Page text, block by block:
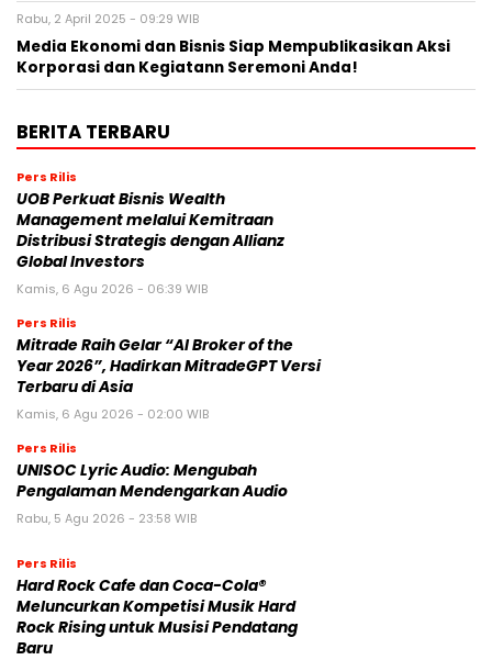
Rabu, 2 April 2025 - 09:29 WIB
Media Ekonomi dan Bisnis Siap Mempublikasikan Aksi
Korporasi dan Kegiatann Seremoni Anda!
BERITA TERBARU
Pers Rilis
UOB Perkuat Bisnis Wealth
Management melalui Kemitraan
Distribusi Strategis dengan Allianz
Global Investors
Kamis, 6 Agu 2026 - 06:39 WIB
Pers Rilis
Mitrade Raih Gelar “AI Broker of the
Year 2026”, Hadirkan MitradeGPT Versi
Terbaru di Asia
Kamis, 6 Agu 2026 - 02:00 WIB
Pers Rilis
UNISOC Lyric Audio: Mengubah
Pengalaman Mendengarkan Audio
Rabu, 5 Agu 2026 - 23:58 WIB
Pers Rilis
Hard Rock Cafe dan Coca-Cola®
Meluncurkan Kompetisi Musik Hard
Rock Rising untuk Musisi Pendatang
Baru